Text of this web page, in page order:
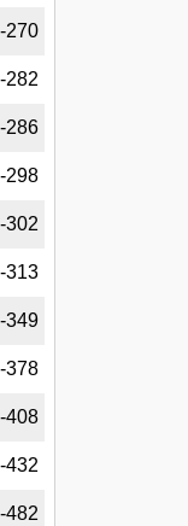
-270
-282
-286
-298
-302
-313
-349
-378
-408
-432
-482